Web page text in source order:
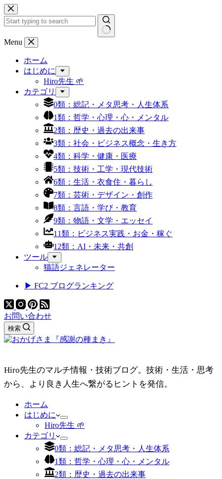
コ
ン
テ
ン
結
Menu
ホーム
はじめに
Hiro先生 🌱
カテゴリ
0類：総記・メタ思考・人生体系
1類：哲学・心理・心・メンタル
2類：歴史・過去の出来事
3類：社会・ビジネス概念・生き方
4類：科学・健康・医療
5類：技術・工学・現代技術
6類：生活・衣食住・暮らし
7類：芸術・デザイン・創作
8類：言語・学び・教育
9類：物語・文学・エッセイ
11類：ビジネス実践・お金・稼ぐ
12類：AI・未来・共創
ツール
猫語ジェネレーター
▶ FC2 ブログランキング
お問い合わせ
検索
Hiro先生のマルチ情報・技術ブログ。技術・生活・思考
から、より良き人生へ繋がるヒントを発信。
ホーム
はじめに
Hiro先生 🌱
カテゴリ
0類：総記・メタ思考・人生体系
1類：哲学・心理・心・メンタル
2類：歴史・過去の出来事